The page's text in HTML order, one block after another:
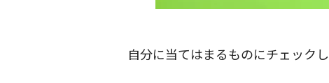
自分に当てはまるものにチェック